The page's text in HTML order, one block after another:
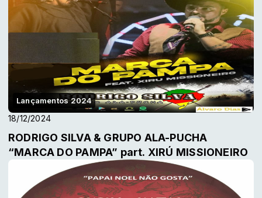
Lançamentos 2024
18/12/2024
RODRIGO SILVA & GRUPO ALA-PUCHA
“MARCA DO PAMPA” part. XIRÚ MISSIONEIRO